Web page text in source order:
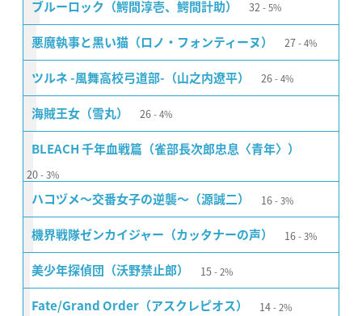
ブルーロック（鰐間淳壱、鰐間計助） 32 5%
悪魔執事と黒い猫（ロノ・フォンティーヌ） 27 4%
ツルネ -風舞高校弓道部-（山之内遼平） 26 4%
海賊王女（雪丸） 26 4%
BLEACH 千年血戦篇（雀部長次郎忠息〈青年〉）
20 3%
ハコヅメ〜交番女子の逆襲〜（源誠二） 16 3%
機界戦隊ゼンカイジャー（カッタナーの声） 16 3%
美少年探偵団（沃野禁止郎） 15 2%
Fate/Grand Order（アスクレピオス） 14 2%